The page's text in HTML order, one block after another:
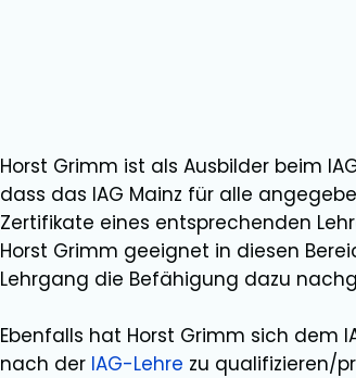
Horst Grimm ist als Ausbilder beim
dass das IAG Mainz für alle
Zertifikate eines entsprechenden
Horst Grimm geeignet in diesen
Lehrgang die Befähigung dazu
Ebenfalls hat Horst Grimm sich dem
nach der IAG-Lehre zu qualifizieren/